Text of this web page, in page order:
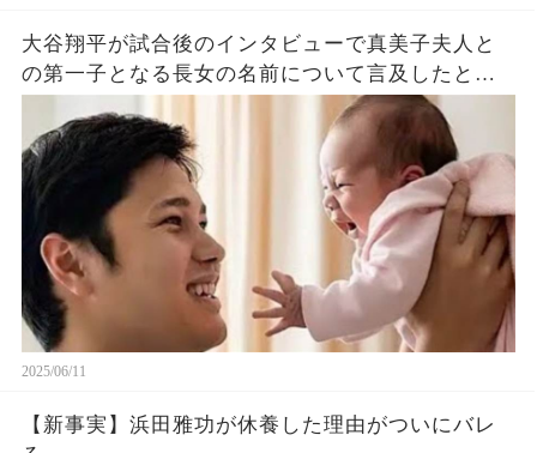
大谷翔平が試合後のインタビューで真美子夫人と
の第一子となる長女の名前について言及したと話
題に！山本由伸や佐々木朗希は知ってそう！
2025/06/11
【新事実】浜田雅功が休養した理由がついにバレ